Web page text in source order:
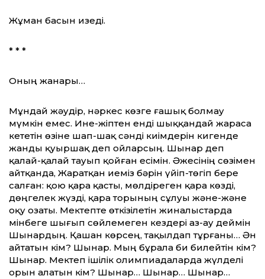
Жұман басын изеді.
* * *
Оның жанары…
Мұндай жәудір, нәркес көзге ғашық болмау
мүмкін емес. Ине-жіптен енді шыққандай жараса
кететін өзіне шап-шақ сәнді киімдерін кигенде
жанды қуыршақ деп ойларсың. Шынар деп
қалай-қалай тауып қойған есімін. Әжесінің сөзімен
айтқанда, Жаратқан иеміз бәрін үйіп-төгіп бере
салған: қою қара қасты, мөлдіреген қара көзді,
дөңгелек жүзді, қара торының сұлуы және-және
оқу озаты. Мектепте өткізілетін жиналыстарда
мінбеге шығып сөйлемеген кездері аз-ау деймін
Шынардың. Қашан көрсең, тақылдап тұрғаны… Ән
айтатын кім? Шынар. Мың бұрала би билейтін кім?
Шынар. Мектеп ішілік олимпиадаларда жүлделі
орын алатын кім? Шынар… Шынар… Шынар…